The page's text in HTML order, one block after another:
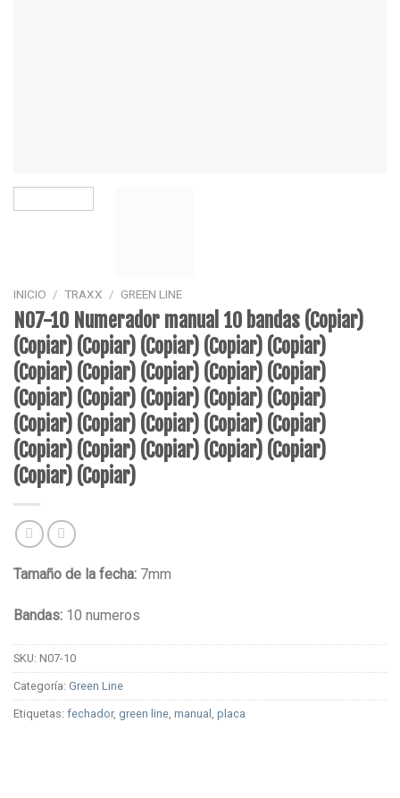
INICIO / TRAXX / GREEN LINE
N07-10 Numerador manual 10 bandas (Copiar)
(Copiar) (Copiar) (Copiar) (Copiar) (Copiar)
(Copiar) (Copiar) (Copiar) (Copiar) (Copiar)
(Copiar) (Copiar) (Copiar) (Copiar) (Copiar)
(Copiar) (Copiar) (Copiar) (Copiar) (Copiar)
(Copiar) (Copiar) (Copiar) (Copiar) (Copiar)
(Copiar) (Copiar)
Tamaño de la fecha: 7mm
Bandas: 10 numeros
SKU: N07-10
Categoría: Green Line
Etiquetas: fechador, green line, manual , placa